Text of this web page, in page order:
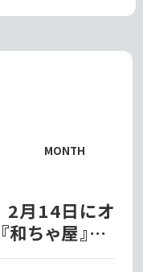
MONTH
2月14日にオ
和ちゃ屋』で
汁セットを